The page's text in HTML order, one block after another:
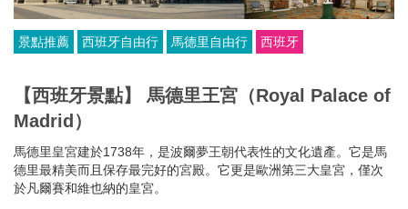
景點推薦 西班牙自由行 馬德里自由行 西班牙
【西班牙景點】 馬德里王宮（Royal Palace of
Madrid）
馬德里皇宮建於1738年，是波爾夢王朝代表性的文化遺產。它是馬
德里最精美而且保存最完好的宮殿。它更是歐洲第三大皇宮，僅次
於凡爾賽和維也納的皇宮。